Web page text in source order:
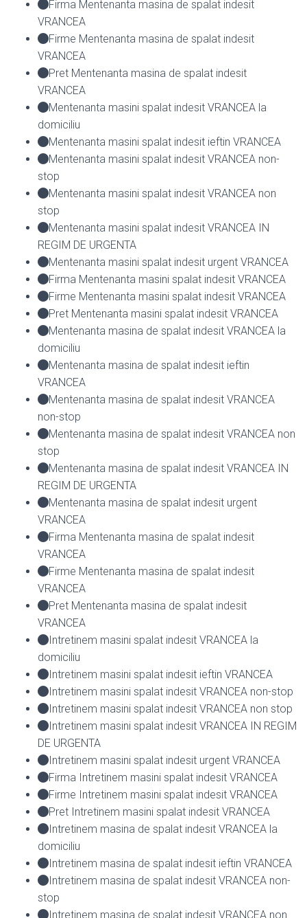
Firma Mentenanta masina de spalat indesit
VRANCEA
Firme Mentenanta masina de spalat indesit
VRANCEA
Pret Mentenanta masina de spalat indesit
VRANCEA
Mentenanta masini spalat indesit VRANCEA la
domiciliu
Mentenanta masini spalat indesit ieftin VRANCEA
Mentenanta masini spalat indesit VRANCEA non-
stop
Mentenanta masini spalat indesit VRANCEA non
stop
Mentenanta masini spalat indesit VRANCEA IN
REGIM DE URGENTA
Mentenanta masini spalat indesit urgent VRANCEA
Firma Mentenanta masini spalat indesit VRANCEA
Firme Mentenanta masini spalat indesit VRANCEA
Pret Mentenanta masini spalat indesit VRANCEA
Mentenanta masina de spalat indesit VRANCEA la
domiciliu
Mentenanta masina de spalat indesit ieftin
VRANCEA
Mentenanta masina de spalat indesit VRANCEA
non-stop
Mentenanta masina de spalat indesit VRANCEA non
stop
Mentenanta masina de spalat indesit VRANCEA IN
REGIM DE URGENTA
Mentenanta masina de spalat indesit urgent
VRANCEA
Firma Mentenanta masina de spalat indesit
VRANCEA
Firme Mentenanta masina de spalat indesit
VRANCEA
Pret Mentenanta masina de spalat indesit
VRANCEA
Intretinem masini spalat indesit VRANCEA la
domiciliu
Intretinem masini spalat indesit ieftin VRANCEA
Intretinem masini spalat indesit VRANCEA non-stop
Intretinem masini spalat indesit VRANCEA non stop
Intretinem masini spalat indesit VRANCEA IN REGIM
DE URGENTA
Intretinem masini spalat indesit urgent VRANCEA
Firma Intretinem masini spalat indesit VRANCEA
Firme Intretinem masini spalat indesit VRANCEA
Pret Intretinem masini spalat indesit VRANCEA
Intretinem masina de spalat indesit VRANCEA la
domiciliu
Intretinem masina de spalat indesit ieftin VRANCEA
Intretinem masina de spalat indesit VRANCEA non-
stop
Intretinem masina de spalat indesit VRANCEA non